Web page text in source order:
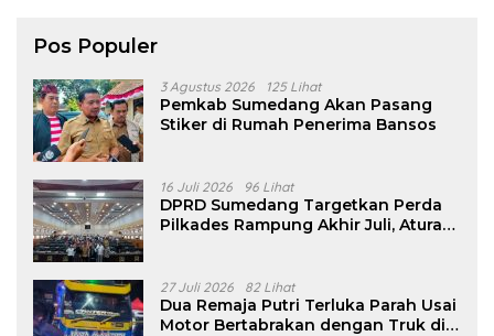
Pos Populer
3 Agustus 2026 125 Lihat
Pemkab Sumedang Akan Pasang
Stiker di Rumah Penerima Bansos
16 Juli 2026 96 Lihat
DPRD Sumedang Targetkan Perda
Pilkades Rampung Akhir Juli, Aturan
27 Juli 2026 82 Lihat
Dua Remaja Putri Terluka Parah Usai
Motor Bertabrakan dengan Truk di